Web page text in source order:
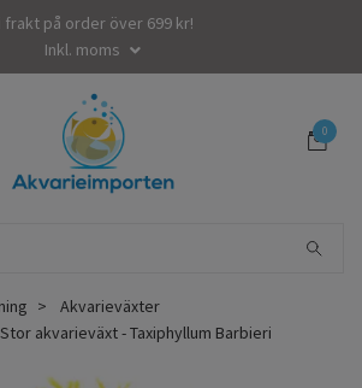
frakt på order över 699 kr!
Inkl. moms
0
Akvarieväxter
akvarieväxt - Taxiphyllum Barbieri